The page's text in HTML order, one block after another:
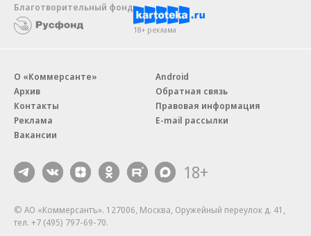
Благотворительный фонд
18+ реклама
О «Коммерсанте»
Архив
Контакты
Реклама
Вакансии
Android
Обратная связь
Правовая информация
E-mail рассылки
18+
© АО «Коммерсантъ». 127006, Москва, Оружейный переулок д. 41,
тел. +7 (495) 797-69-70.